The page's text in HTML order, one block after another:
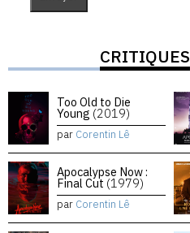
CRITIQUES
Too Old to Die
Young (2019)
par Corentin Lê
Apocalypse Now :
Final Cut (1979)
par Corentin Lê